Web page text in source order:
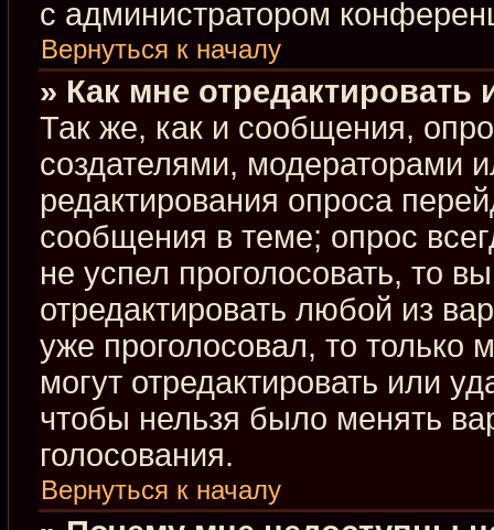
с администратором
Вернуться к началу
» Как мне отредактировать
Так же, как и сообщения,
создателями, модераторами
редактирования опроса
сообщения в теме; опрос
не успел проголосовать, то
отредактировать любой из
уже проголосовал, то
могут отредактировать или
чтобы нельзя было менять
голосования.
Вернуться к началу